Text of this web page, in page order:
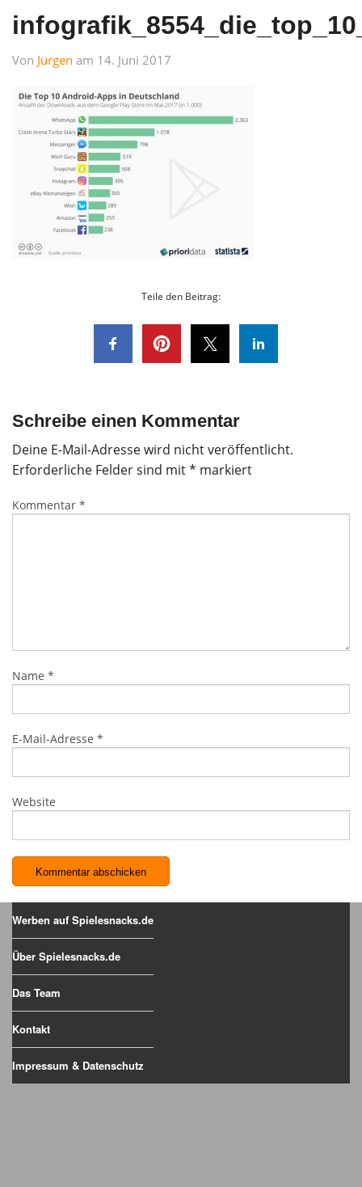
Von Jürgen am 14. Juni 2017
Teile den Beitrag:
Schreibe einen Kommentar
Deine E-Mail-Adresse wird nicht veröffentlicht.
Erforderliche Felder sind mit* markiert
Kommentar *
Name *
E-Mail-Adresse *
Website
Werben auf Spielesnacks.de
Über Spielesnacks.de
Das Team
Kontakt
Impressum & Datenschutz